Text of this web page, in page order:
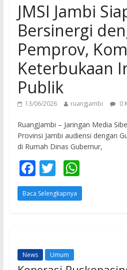
JMSI Jambi
Bersinergi
Pemprov,
Keterbukaan
Publik
13/06/2026 ruangjambi 0
RuangJambi – Jaringan Media
Provinsi Jambi audiensi dengan
di Rumah Dinas Gubernur,
F
ac
e
o
k
T
w
itt
W
h
at
p
Baca Selengkapnya
News Umum